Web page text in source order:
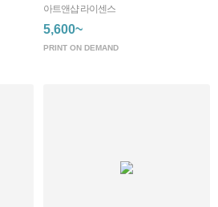
아트앤샵 라이센스
5,600~
PRINT ON DEMAND